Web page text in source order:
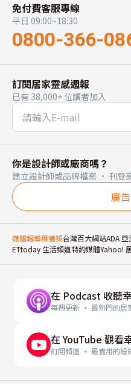
免付費客服專線
平日 09:00~18:30
0800-366-
訂閱居家靈感週報
已有 38,000+ 位讀者加入
你是設計師或廠商嗎？
建立設計師或品牌檔案 · 刊登
廣
媒體報導與獲獎台灣百大網站ADA
ETtoday 生活頻道特約媒體Yahoo!
在 Podcast 收聽
每週更新 · 最熱門的居
在 YouTube 觀看
訂閱頻道 · 最實用的設